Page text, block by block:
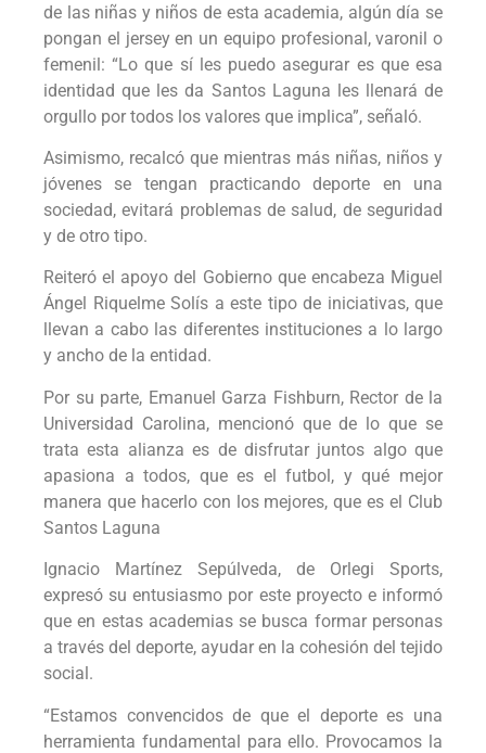
de las niñas y niños de esta academia, algún día se
pongan el jersey en un equipo profesional, varonil o
femenil: “Lo que sí les puedo asegurar es que esa
identidad que les da Santos Laguna les llenará de
orgullo por todos los valores que implica”, señaló.
Asimismo, recalcó que mientras más niñas, niños y
jóvenes se tengan practicando deporte en una
sociedad, evitará problemas de salud, de seguridad
y de otro tipo.
Reiteró el apoyo del Gobierno que encabeza Miguel
Ángel Riquelme Solís a este tipo de iniciativas, que
llevan a cabo las diferentes instituciones a lo largo
y ancho de la entidad.
Por su parte, Emanuel Garza Fishburn, Rector de la
Universidad Carolina, mencionó que de lo que se
trata esta alianza es de disfrutar juntos algo que
apasiona a todos, que es el futbol, y qué mejor
manera que hacerlo con los mejores, que es el Club
Santos Laguna
Ignacio Martínez Sepúlveda, de Orlegi Sports,
expresó su entusiasmo por este proyecto e informó
que en estas academias se busca formar personas
a través del deporte, ayudar en la cohesión del tejido
social.
“Estamos convencidos de que el deporte es una
herramienta fundamental para ello. Provocamos la